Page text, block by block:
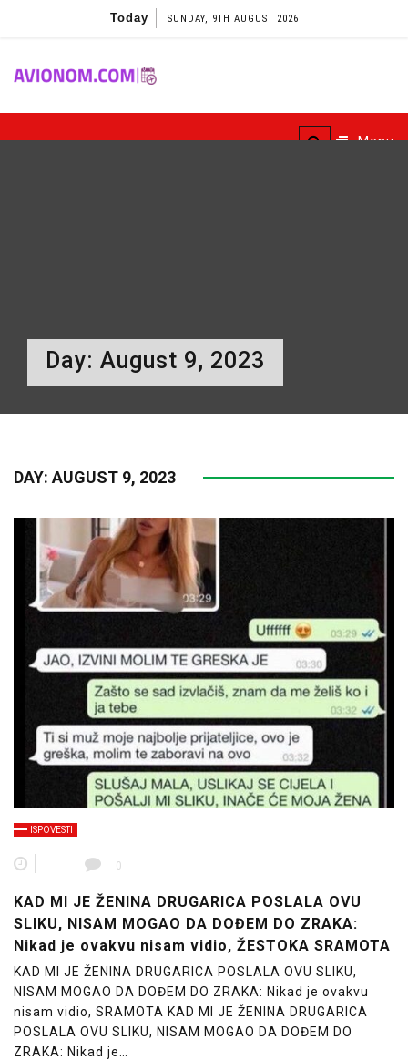
Today SUNDAY, 9TH AUGUST 2026
Avionom
Menu
Day: August 9, 2023
DAY: AUGUST 9, 2023
ISPOVESTI
0
KAD MI JE ŽENINA DRUGARICA POSLALA OVU
SLIKU, NISAM MOGAO DA DOĐEM DO ZRAKA:
Nikad je ovakvu nisam vidio, ŽESTOKA SRAMOTA
KAD MI JE ŽENINA DRUGARICA POSLALA OVU SLIKU,
NISAM MOGAO DA DOĐEM DO ZRAKA: Nikad je ovakvu
nisam vidio, SRAMOTA KAD MI JE ŽENINA DRUGARICA
POSLALA OVU SLIKU, NISAM MOGAO DA DOĐEM DO
ZRAKA: Nikad je…